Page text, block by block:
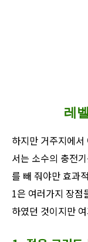
레
하지만 거주지에
서는 소수의 충전
를 빼 줘야만 효과
1은 여러가지 장점
하였던 것이지만